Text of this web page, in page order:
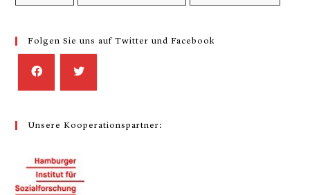
Folgen Sie uns auf Twitter und Facebook
Unsere Kooperationspartner: